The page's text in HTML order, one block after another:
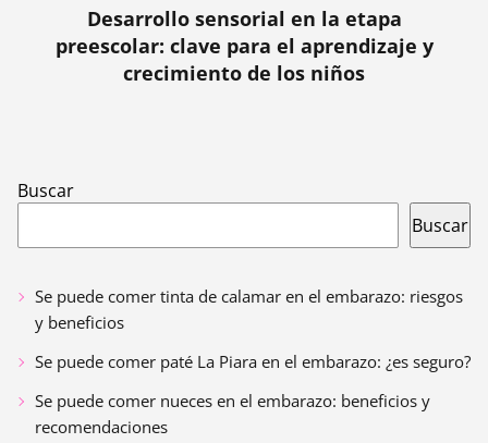
Desarrollo sensorial en la etapa
preescolar: clave para el aprendizaje y
crecimiento de los niños
Buscar
Buscar
Se puede comer tinta de calamar en el embarazo: riesgos
y beneficios
Se puede comer paté La Piara en el embarazo: ¿es seguro?
Se puede comer nueces en el embarazo: beneficios y
recomendaciones